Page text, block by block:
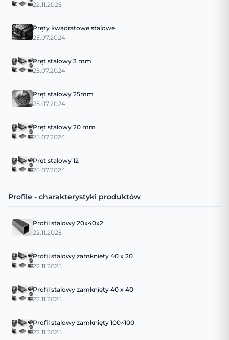
22.11.2025
Pręty kwadratowe stalowe
25.07.2024
Pręt stalowy 3 mm
25.07.2024
Pręt stalowy 25mm
25.07.2024
Pręt stalowy 20 mm
25.07.2024
Pręt stalowy 12
25.07.2024
Profile - charakterystyki produktów
Profil stalowy 20x40x2
22.11.2025
Profil stalowy zamkniety 40 x 20
22.11.2025
Profil stalowy zamkniety 40 x 40
22.11.2025
Profil stalowy zamknięty 100×100
22.11.2025